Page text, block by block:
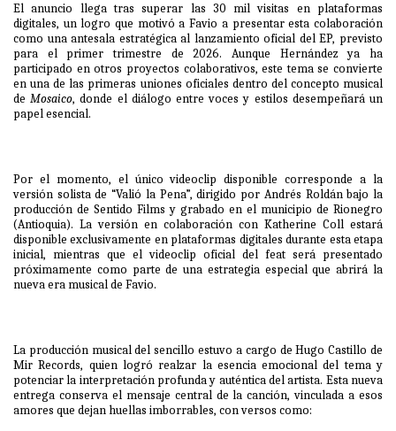
El anuncio llega tras superar las 30 mil visitas en plataformas
digitales, un logro que motivó a Favio a presentar esta colaboración
como una antesala estratégica al lanzamiento oficial del EP, previsto
para el primer trimestre de 2026. Aunque Hernández ya ha
participado en otros proyectos colaborativos, este tema se convierte
en una de las primeras uniones oficiales dentro del concepto musical
deMosaico, donde el diálogo entre voces y estilos desempeñará un
papel esencial.
Por el momento, el único videoclip disponible corresponde a la
versión solista de “Valió la Pena”, dirigido por Andrés Roldán bajo la
producción de Sentido Films y grabado en el municipio de Rionegro
(Antioquia). La versión en colaboración con Katherine Coll estará
disponible exclusivamente en plataformas digitales durante esta etapa
inicial, mientras que el videoclip oficial del feat será presentado
próximamente como parte de una estrategia especial que abrirá la
nueva era musical de Favio.
La producción musical del sencillo estuvo a cargo de Hugo Castillo de
Mir Records, quien logró realzar la esencia emocional del tema y
potenciar la interpretación profunda y auténtica del artista. Esta nueva
entrega conserva el mensaje central de la canción, vinculada a esos
amores que dejan huellas imborrables, con versos como: